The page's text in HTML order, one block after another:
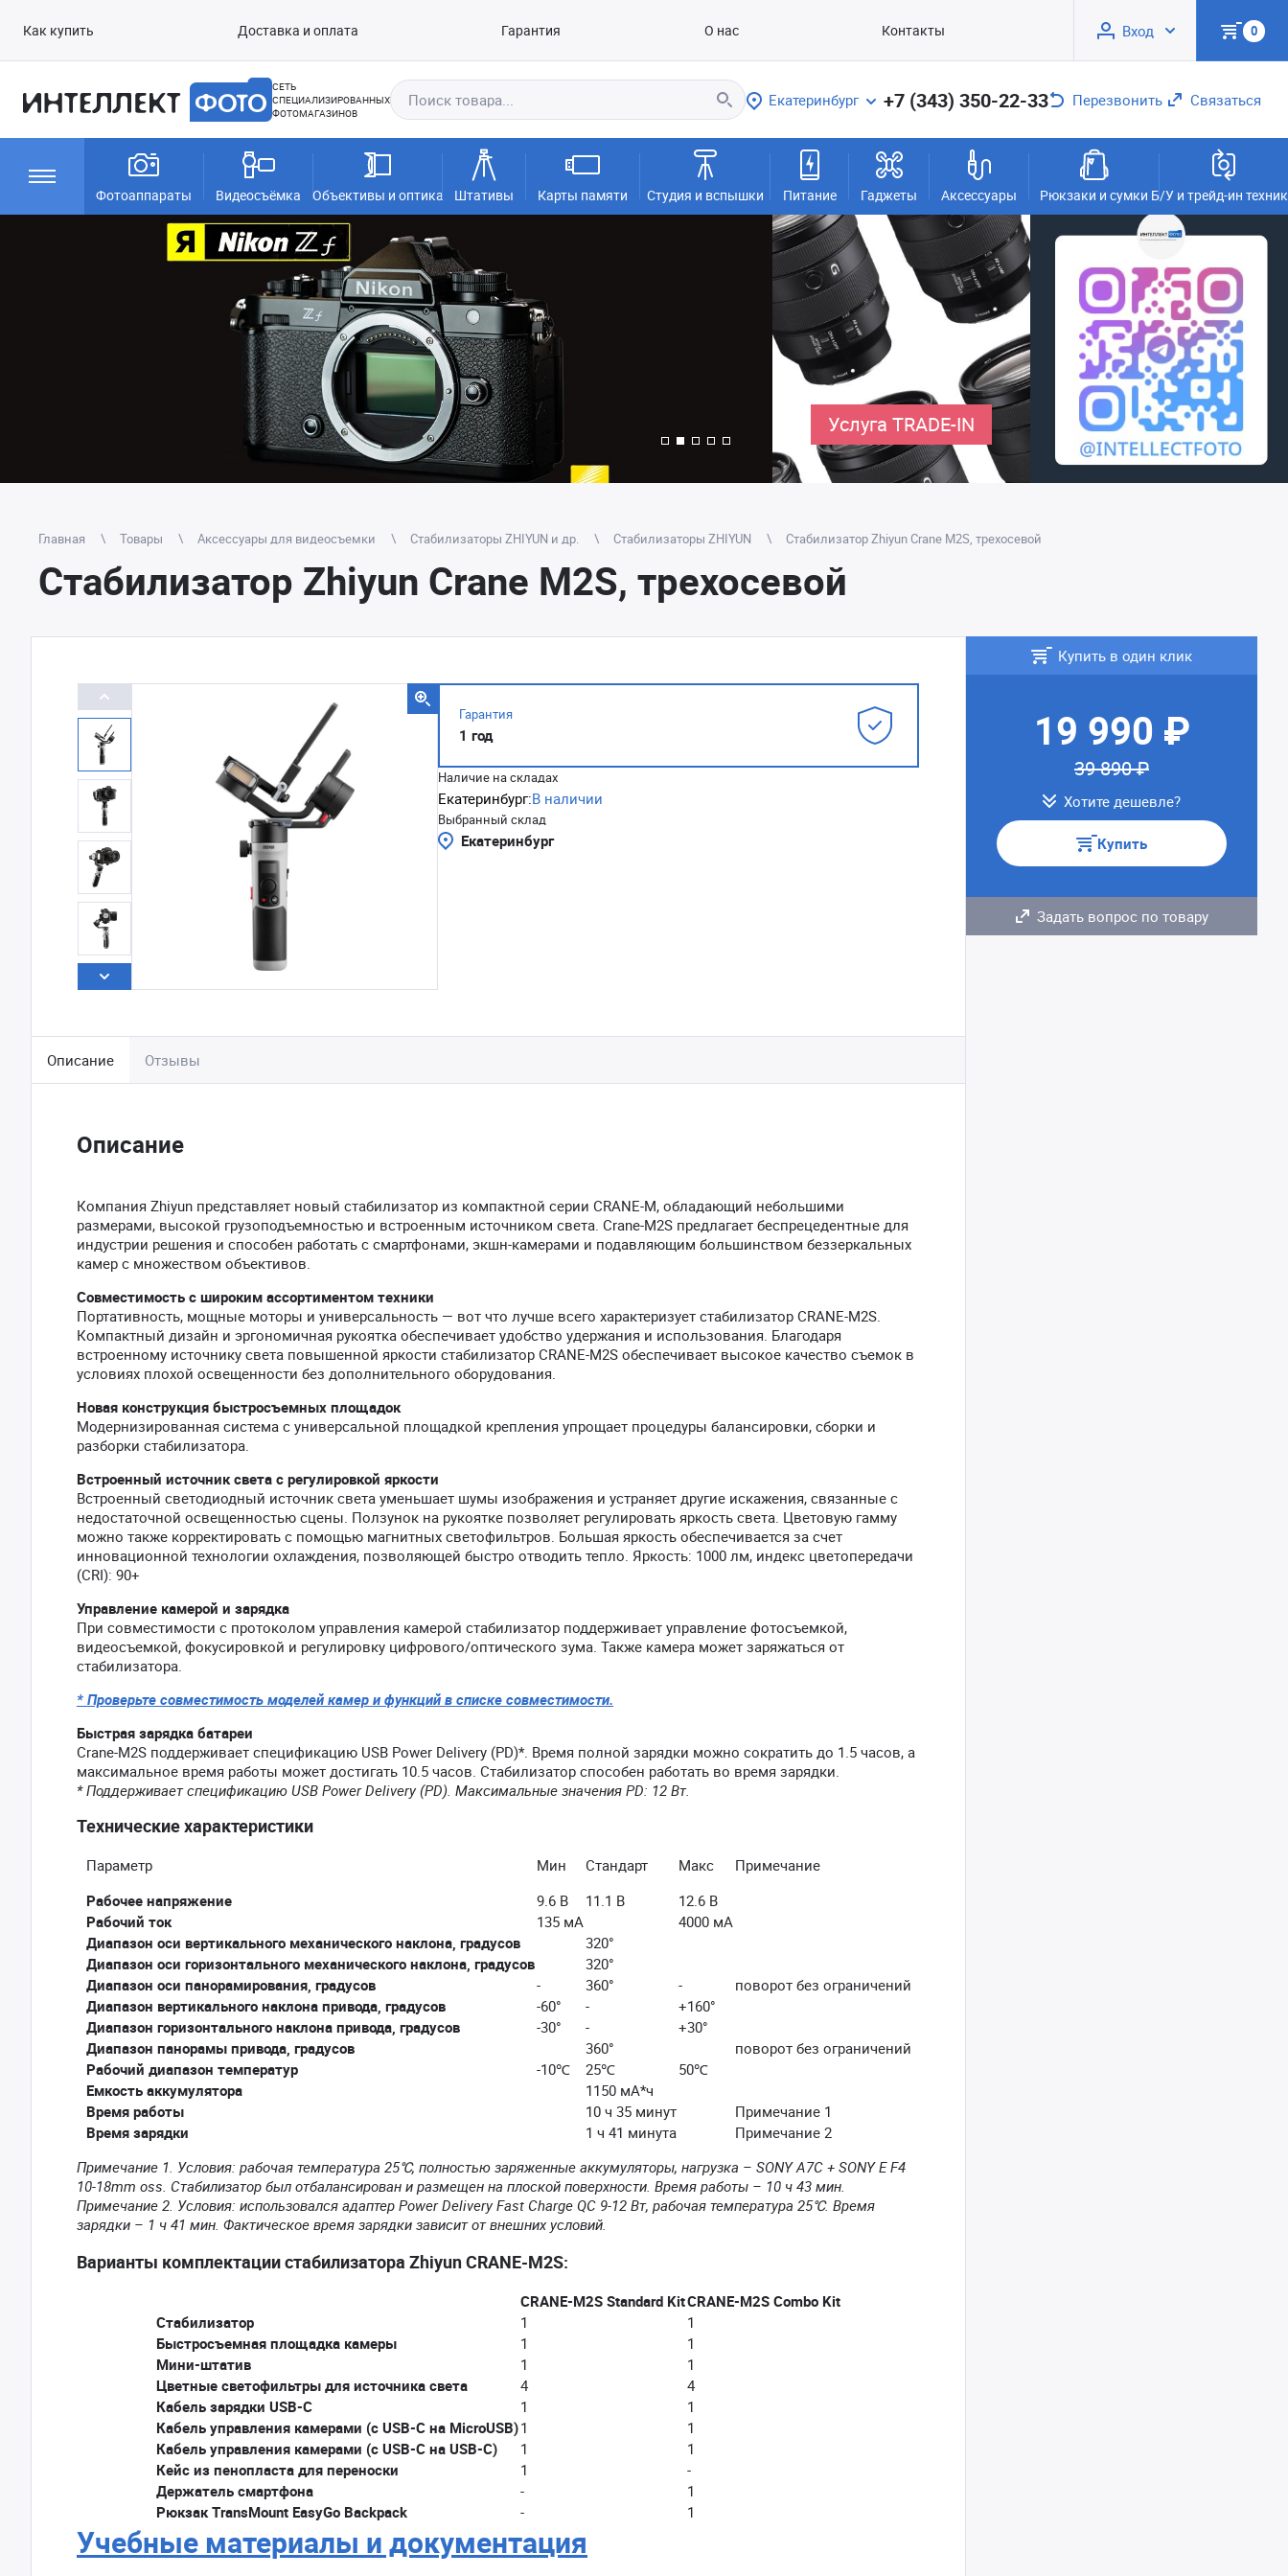
Как купить Доставка и оплата Гарантия О нас Контакты Вход 0
СЕТЬ
СПЕЦИАЛИЗИРОВАННЫХ
ФОТОМАГАЗИНОВ
Екатеринбург +7 (343) 350-22-33 Перезвонить Связаться
Фотоаппараты Видеосъёмка Объективы и оптика Штативы Карты памяти Студия и вспышки Питание Гаджеты Аксессуары Рюкзаки и сумки Б/У и трейд-ин
Услуга TRADE-IN
Главная Товары Аксессуары для видеосъемки Стабилизаторы ZHIYUN и др. Стабилизаторы ZHIYUN Стабилизатор Zhiyun Crane M2S, трехосевой
Стабилизатор Zhiyun Crane M2S, трехосевой
Гарантия
1 год
Наличие на складах
Екатеринбург:В наличии
Выбранный склад
Екатеринбург
Описание Отзывы
Описание
Компания Zhiyun представляет новый стабилизатор из компактной серии CRANE-M, обладающий небольшими
размерами, высокой грузоподъемностью и встроенным источником света. Crane-M2S предлагает беспрецедентные для
индустрии решения и способен работать с смартфонами, экшн-камерами и подавляющим большинством беззеркальных
камер с множеством объективов.
Совместимость с широким ассортиментом техники
Портативность, мощные моторы и универсальность — вот что лучше всего характеризует стабилизатор CRANE-M2S.
Компактный дизайн и эргономичная рукоятка обеспечивает удобство удержания и использования. Благодаря
встроенному источнику света повышенной яркости стабилизатор CRANE-M2S обеспечивает высокое качество съемок в
условиях плохой освещенности без дополнительного оборудования.
Новая конструкция быстросъемных площадок
Модернизированная система с универсальной площадкой крепления упрощает процедуры балансировки, сборки и
разборки стабилизатора.
Встроенный источник света с регулировкой яркости
Встроенный светодиодный источник света уменьшает шумы изображения и устраняет другие искажения, связанные с
недостаточной освещенностью сцены. Ползунок на рукоятке позволяет регулировать яркость света. Цветовую гамму
можно также корректировать с помощью магнитных светофильтров. Большая яркость обеспечивается за счет
инновационной технологии охлаждения, позволяющей быстро отводить тепло. Яркость: 1000 лм, индекс цветопередачи
(CRI): 90+
Управление камерой и зарядка
При совместимости с протоколом управления камерой стабилизатор поддерживает управление фотосъемкой,
видеосъемкой, фокусировкой и регулировку цифрового/оптического зума. Также камера может заряжаться от
стабилизатора.
* Проверьте совместимость моделей камер и функций в списке совместимости.
Быстрая зарядка батареи
Crane-M2S поддерживает спецификацию USB Power Delivery (PD)*. Время полной зарядки можно сократить до 1.5 часов, а
максимальное время работы может достигать 10.5 часов. Стабилизатор способен работать во время зарядки.
* Поддерживает спецификацию USB Power Delivery (PD). Максимальные значения PD: 12 Вт.
Технические характеристики
Параметр Мин Стандарт Макс
Примечание
Рабочее напряжение
9.6 В 11.1 В
12.6 В
Рабочий ток
135 мА
4000 мА
Диапазон оси вертикального механического наклона, градусов
320°
Диапазон оси горизонтального механического наклона, градусов
320°
Диапазон оси панорамирования, градусов
- 360° -
поворот без ограничений
Диапазон вертикального наклона привода, градусов
-60° -
+160°
Диапазон горизонтального наклона привода, градусов
-30° -
+30°
Диапазон панорамы привода, градусов
360°
поворот без ограничений
Рабочий диапазон температур
-10℃ 25℃
50℃
Емкость аккумулятора
1150 мА*ч
Время работы
10 ч 35 минут
Примечание 1
Время зарядки
1 ч 41 минута
Примечание 2
Примечание 1. Условия: рабочая температура 25℃, полностью заряженные аккумуляторы, нагрузка – SONY A7C + SONY E F4
10-18mm oss. Стабилизатор был отбалансирован и размещен на плоской поверхности. Время работы – 10 ч 43 мин.
Примечание 2. Условия: использовался адаптер Power Delivery Fast Charge QC 9-12 Вт, рабочая температура 25℃. Время
зарядки – 1 ч 41 мин. Фактическое время зарядки зависит от внешних условий.
Варианты комплектации стабилизатора Zhiyun CRANE-M2S:
CRANE-M2S Standard KitCRANE-M2S Сombo Kit
Стабилизатор
1
1
Быстросъемная площадка камеры
1
1
Мини-штатив
1
1
Цветные светофильтры для источника света
4
4
Кабель зарядки USB-C
1
1
Кабель управления камерами (с USB-C на MicroUSB)1
1
Кабель управления камерами (с USB-C на USB-C)
1
1
Кейс из пенопласта для переноски
1
-
Держатель смартфона
-
1
Рюкзак TransMount EasyGo Backpack
- 1
Учебные материалы и документация
Купить в один клик
19 990 ₽
39 890 ₽
Хотите дешевле?
Купить
Задать вопрос по товару